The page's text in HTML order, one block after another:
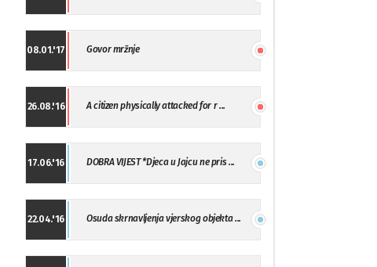
08.01.'17 Govor mržnje
26.08.'16 A citizen physically attacked for r ...
17.06.'16 DOBRA VIJEST *Djeca u Jajcu ne pris ...
22.04.'16 Osuda skrnavljenja vjerskog objekta ...